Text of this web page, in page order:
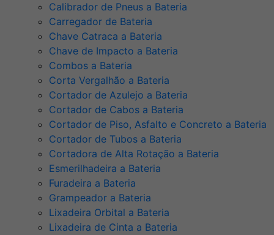
Calibrador de Pneus a Bateria
Carregador de Bateria
Chave Catraca a Bateria
Chave de Impacto a Bateria
Combos a Bateria
Corta Vergalhão a Bateria
Cortador de Azulejo a Bateria
Cortador de Cabos a Bateria
Cortador de Piso, Asfalto e Concreto a Bateria
Cortador de Tubos a Bateria
Cortadora de Alta Rotação a Bateria
Esmerilhadeira a Bateria
Furadeira a Bateria
Grampeador a Bateria
Lixadeira Orbital a Bateria
Lixadeira de Cinta a Bateria